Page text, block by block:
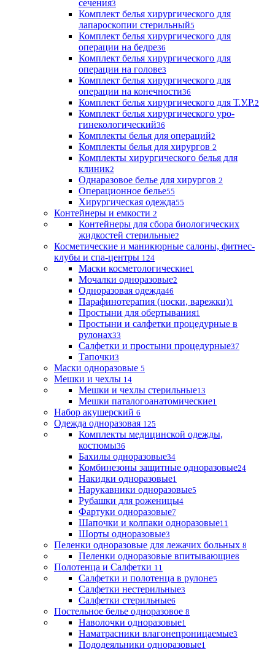
сечения3
Комплект белья хирургического для
лапароскопии стерильный5
Комплект белья хирургического для
операции на бедре36
Комплект белья хирургического для
операции на голове3
Комплект белья хирургического для
операции на конечности36
Комплект белья хирургического для Т.У.Р.2
Комплект белья хирургического уро-
гинекологический36
Комплекты белья для операций2
Комплекты белья для хирургов 2
Комплекты хирургического белья для
клиник2
Однаразовое белье для хирургов 2
Операционное белье55
Хирургическая одежда55
Контейнеры и емкости 2
Контейнеры для сбора биологических
жидкостей стерильные2
Косметические и маникюрные салоны, фитнес-
клубы и спа-центры 124
Маски косметологические1
Мочалки одноразовые2
Одноразовая одежда46
Парафинотерапия (носки, варежки)1
Простыни для обертывания1
Простыни и салфетки процедурные в
рулонах33
Салфетки и простыни процедурные37
Тапочки3
Маски одноразовые 5
Мешки и чехлы 14
Мешки и чехлы стерильные13
Мешки паталогоанатомические1
Набор акушерский 6
Одежда одноразовая 125
Комплекты медицинской одежды,
костюмы36
Бахилы одноразовые34
Комбинезоны защитные одноразовые24
Накидки одноразовые1
Нарукавники одноразовые5
Рубашки для роженицы4
Фартуки одноразовые7
Шапочки и колпаки одноразовые11
Шорты одноразовые3
Пеленки одноразовые для лежачих больных 8
Пеленки одноразовые впитывающие8
Полотенца и Салфетки 11
Салфетки и полотенца в рулоне5
Салфетки нестерильные3
Салфетки стерильные6
Постельное белье одноразовое 8
Наволочки одноразовые1
Наматрасники влагонепроницаемые3
Пододеяльники одноразовые1